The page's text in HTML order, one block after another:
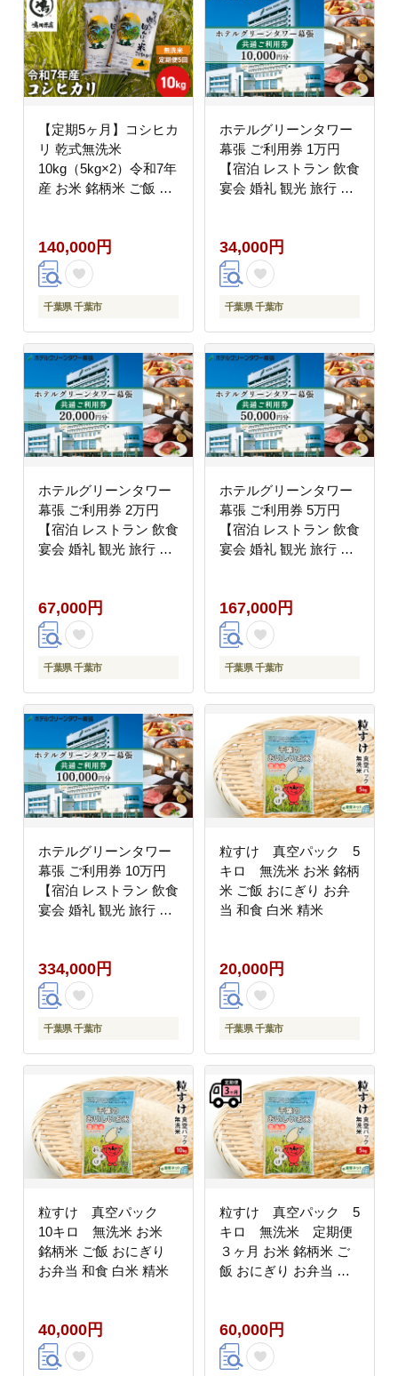
【定期5ヶ月】コシヒカ
リ 乾式無洗米
10kg（5kg×2）令和7年
産 お米 銘柄米 ご飯 お
産地直送
140,000円
千葉県 千葉市
ホテルグリーンタワー
幕張 ご利用券 1万円
【宿泊 レストラン 飲食
宴会 婚礼 観光 旅行 千
34,000円
千葉県 千葉市
ホテルグリーンタワー
幕張 ご利用券 2万円
【宿泊 レストラン 飲食
宴会 婚礼 観光 旅行 千
67,000円
千葉県 千葉市
ホテルグリーンタワー
幕張 ご利用券 5万円
【宿泊 レストラン 飲食
宴会 婚礼 観光 旅行 千
167,000円
千葉県 千葉市
ホテルグリーンタワー
幕張 ご利用券 10万円
【宿泊 レストラン 飲食
宴会 婚礼 観光 旅行 千
334,000円
千葉県 千葉市
粒すけ 真空パック 5
キロ 無洗米 お米 銘柄
米 ご飯 おにぎり お弁
当 和食 白米 精米
20,000円
千葉県 千葉市
粒すけ 真空パック
10キロ 無洗米 お米
銘柄米 ご飯 おにぎり
お弁当 和食 白米 精米
40,000円
粒すけ 真空パック 5
キロ 無洗米 定期便
３ヶ月 お米 銘柄米 ご
飯 おにぎり お弁当 和
60,000円